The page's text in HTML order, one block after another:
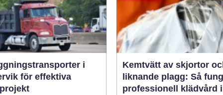
i
för effektiva
Kemtvätt av skjortor
liknande plagg: Så
professionell klädvård i